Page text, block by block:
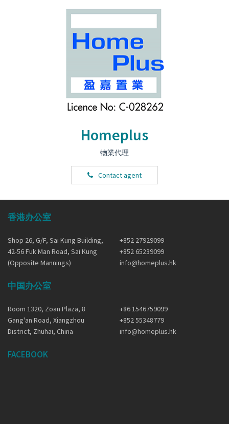
Homeplus
物業代理
Contact agent
香港办公室
Shop 26, G/F, Sai Kung Building,
42-56 Fuk Man Road, Sai Kung
(Opposite Mannings)
+852 27929099
+852 65239099
info@homeplus.hk
中国办公室
Room 1320, Zoan Plaza, 8
Gang'an Road, Xiangzhou
District, Zhuhai, China
+86 1546759099
+852 55348779
info@homeplus.hk
FACEBOOK